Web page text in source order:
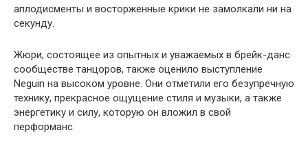
аплодисменты и восторженные крики не замолкали ни на
секунду.
Жюри, состоящее из опытных и уважаемых в брейк-данс
сообществе танцоров, также оценило выступление
Neguin на высоком уровне. Они отметили его безупречную
технику, прекрасное ощущение стиля и музыки, а также
энергетику и силу, которую он вложил в свой
перформанс.